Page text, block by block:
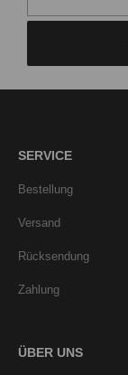
SERVICE
Bestellung
Versand
Rücksendung
Zahlung
ÜBER UNS